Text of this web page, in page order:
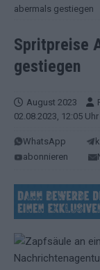
abermals gestiegen
Spritpreise
gestiegen
August 2023
02.08.2023, 12:05 Uhr
WhatsApp
abonnieren